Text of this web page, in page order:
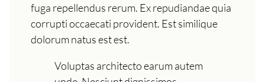
fuga repellendus rerum. Ex repudiandae quia
corrupti occaecati provident. Est similique
dolorum natus est est.
Voluptas architecto earum autem